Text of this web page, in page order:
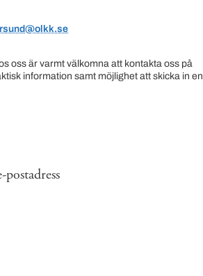
oss är varmt välkomna att kontakta oss på
information samt möjlighet att skicka in en